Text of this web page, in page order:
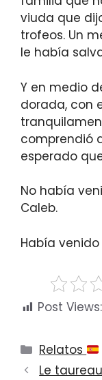
viuda que
trofeos. Un
le había
Y en medio
dorada, con
comprendió
esperado
No había
Caleb.
Había
Post Views:
Categories
Relatos
Le